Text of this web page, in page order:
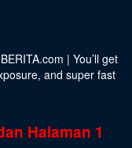
| You’ll get
and super fast
Halaman 1